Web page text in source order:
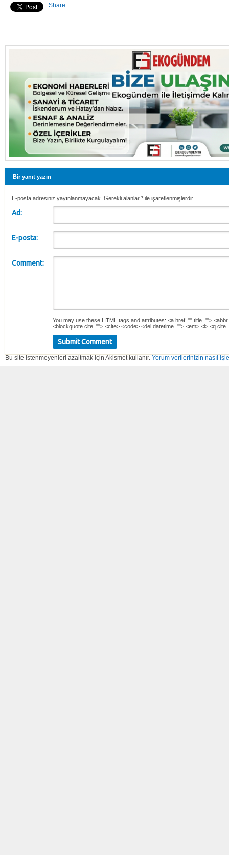
Share
Bir yanıt yazın
E-posta adresiniz yayınlanmayacak. Gerekli alanlar * ile işaretlenmişlerdir
Ad:
E-posta:
Comment:
You may use these HTML tags and attributes: <a href="" title="">
<blockquote cite=""> <cite> <code> <del datetime=""> <em> <i> <q
Bu site istenmeyenleri azaltmak için Akismet kullanır. Yorum verilerinizin nasıl